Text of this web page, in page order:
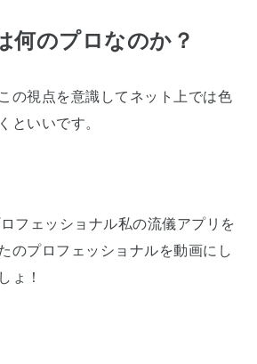
何のプロなのか？
の視点を意識してネット上では色
といいです。
フェッショナル私の流儀アプリを
のプロフェッショナルを動画にし
ょ！